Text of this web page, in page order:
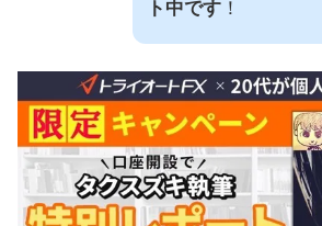
ト中です ！